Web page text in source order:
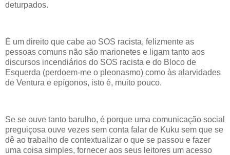
deturpados.
É um direito que cabe ao SOS racista, felizmente as
pessoas comuns não são marionetes e ligam tanto aos
discursos incendiários do SOS racista e do Bloco de
Esquerda (perdoem-me o pleonasmo) como às alarvidades
de Ventura e epígonos, isto é, muito pouco.
Se se ouve tanto barulho, é porque uma comunicação social
preguiçosa ouve vezes sem conta falar de Kuku sem que se
dê ao trabalho de contextualizar o que se passou e fazer
uma coisa simples, fornecer aos seus leitores um acesso